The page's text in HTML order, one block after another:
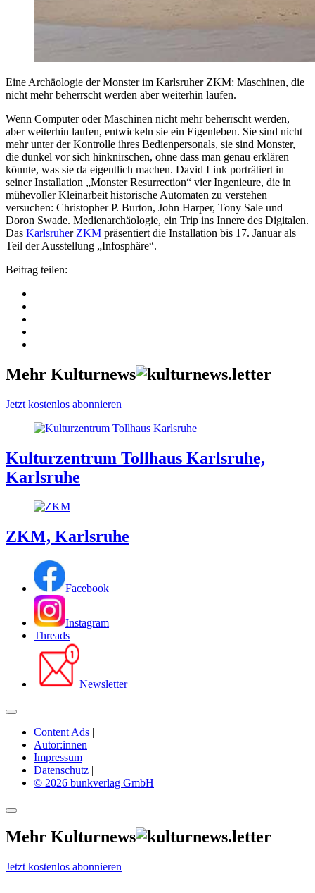
Eine Archäologie der Monster im Karlsruher ZKM: Maschinen, die
nicht mehr beherrscht werden aber weiterhin laufen.
Wenn Computer oder Maschinen nicht mehr beherrscht werden,
aber weiterhin laufen, entwickeln sie ein Eigenleben. Sie sind nicht
mehr unter der Kontrolle ihres Bedienpersonals, sie sind Monster,
die dunkel vor sich hinknirschen, ohne dass man genau erklären
könnte, was sie da eigentlich machen. David Link porträtiert in
seiner Installation „Monster Resurrection“ vier Ingenieure, die in
mühevoller Kleinarbeit historische Automaten zu verstehen
versuchen: Christopher P. Burton, John Harper, Tony Sale und
Doron Swade. Medienarchäologie, ein Trip ins Innere des Digitalen.
Das Karlsruher ZKM präsentiert die Installation bis 17. Januar als
Teil der Ausstellung „Infosphäre“.
Beitrag teilen:
Mehr Kulturnews
Jetzt kostenlos abonnieren
Kulturzentrum Tollhaus Karlsruhe,
Karlsruhe
ZKM, Karlsruhe
Facebook
Instagram
Threads
Newsletter
Content Ads |
Autor:innen |
Impressum |
Datenschutz |
© 2026 bunkverlag GmbH
Mehr Kulturnews
Jetzt kostenlos abonnieren